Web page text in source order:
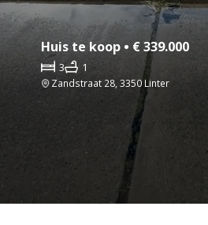
Huis te koop • € 339.000
3 1
Zandstraat 28, 3350 Linter